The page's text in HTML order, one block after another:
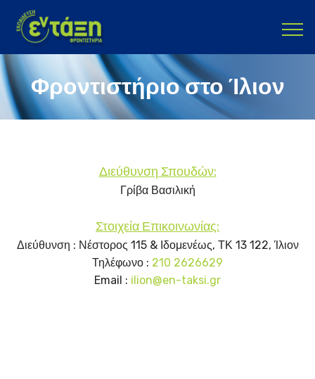
Φροντιστήριο στο Ίλιον
Διεύθυνση Σπουδών:
Γρίβα Βασιλική
Στοιχεία Επικοινωνίας:
Διεύθυνση : Νέστορος 115 & Ιδομενέως, ΤΚ 13 122, Ίλιον
Τηλέφωνο : 210 2626629
Email : ilion@en-taksi.gr